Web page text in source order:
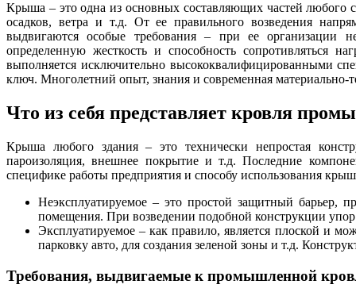
Крыша – это одна из основных составляющих частей любого
осадков, ветра и т.д. От ее правильного возведения
выдвигаются особые требования – при ее организации
определенную жесткость и способность
выполняется исключительно высококвалифицированными
ключ. Многолетний опыт, знания и современная материально-
Что из себя представляет кровля
Крыша любого здания – это технически непростая
пароизоляция, внешнее покрытие и т.д. Последние
специфике работы предприятия и способу использования
Неэксплуатируемое – это простой защитный барьер,
помещения. При возведении подобной конструкции
Эксплуатируемое – как правило, является плоской и
парковку авто, для создания зеленой зоны и т.д.
Требования, выдвигаемые к промышленной